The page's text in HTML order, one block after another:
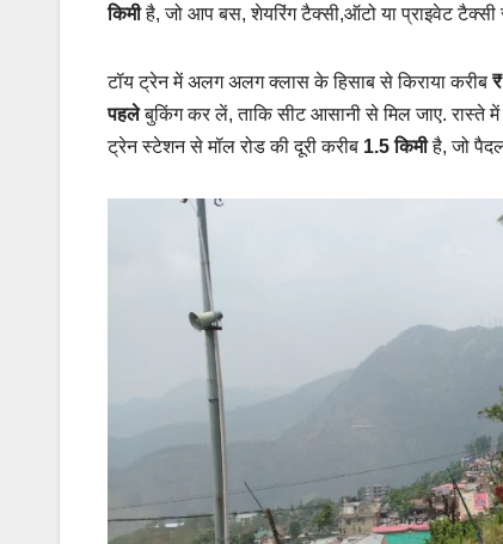
किमीहै, जो आप बस, शेयरिंग टैक्सी,ऑटो या प्राइवेट
टॉय ट्रेन में अलग अलग क्लास के हिसाब से किराया करीब
पहलेबुकिंग कर लें, ताकि सीट आसानी से मिल जाए.
ट्रेन स्टेशन से मॉल रोड की दूरी करीब 1.5 किमीहै, जो